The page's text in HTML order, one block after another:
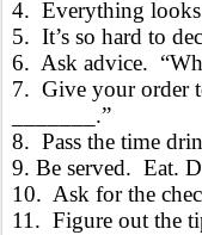
4. Everything
5. It’s so hard to
6. Ask advice.
7. Give your order
_______.”
8. Pass the time
9. Be served. Eat.
10. Ask for the
11. Figure out the